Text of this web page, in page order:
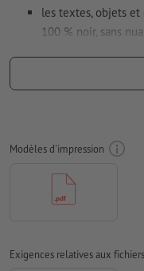
les textes, objets
100 % noir, sans
N’utilisez pas
notre conseil :pour
polices sérif, telles
distance entre
Résolution:600 dpi
Modèles d'impression
Exigences relatives aux